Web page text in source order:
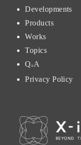
Developments
Products
Works
Topics
Q & A
Privacy Policy